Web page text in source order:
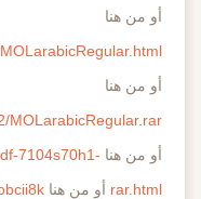
أو من هنا
MOLarabicRegular.html
أو من هنا
MOLarabicRegular.rar
أو من هنا 7104s70h1-
rar.html أو من هنا